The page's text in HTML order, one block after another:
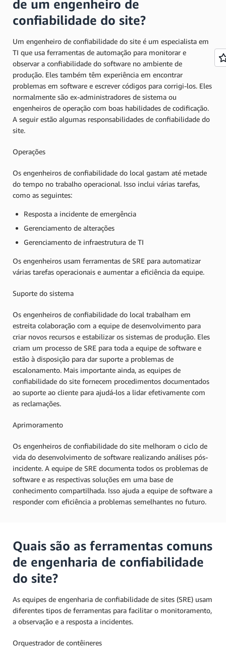
de um engenheiro de
confiabilidade do site?
Um engenheiro de confiabilidade do site é um especialista em
TI que usa ferramentas de automação para monitorar e
observar a confiabilidade do software no ambiente de
produção. Eles também têm experiência em encontrar
problemas em software e escrever códigos para corrigi-los. Eles
normalmente são ex-administradores de sistema ou
engenheiros de operação com boas habilidades de codificação.
A seguir estão algumas responsabilidades de confiabilidade do
site.
Operações
Os engenheiros de confiabilidade do local gastam até metade
do tempo no trabalho operacional. Isso inclui várias tarefas,
como as seguintes:
Resposta a incidente de emergência
Gerenciamento de alterações
Gerenciamento de infraestrutura de TI
Os engenheiros usam ferramentas de SRE para automatizar
várias tarefas operacionais e aumentar a eficiência da equipe.
Suporte do sistema
Os engenheiros de confiabilidade do local trabalham em
estreita colaboração com a equipe de desenvolvimento para
criar novos recursos e estabilizar os sistemas de produção. Eles
criam um processo de SRE para toda a equipe de software e
estão à disposição para dar suporte a problemas de
escalonamento. Mais importante ainda, as equipes de
confiabilidade do site fornecem procedimentos documentados
ao suporte ao cliente para ajudá-los a lidar efetivamente com
as reclamações.
Aprimoramento
Os engenheiros de confiabilidade do site melhoram o ciclo de
vida do desenvolvimento de software realizando análises pós-
incidente. A equipe de SRE documenta todos os problemas de
software e as respectivas soluções em uma base de
conhecimento compartilhada. Isso ajuda a equipe de software a
responder com eficiência a problemas semelhantes no futuro.
Quais são as ferramentas comuns
de engenharia de confiabilidade
do site?
As equipes de engenharia de confiabilidade de sites (SRE) usam
diferentes tipos de ferramentas para facilitar o monitoramento,
a observação e a resposta a incidentes.
Orquestrador de contêineres